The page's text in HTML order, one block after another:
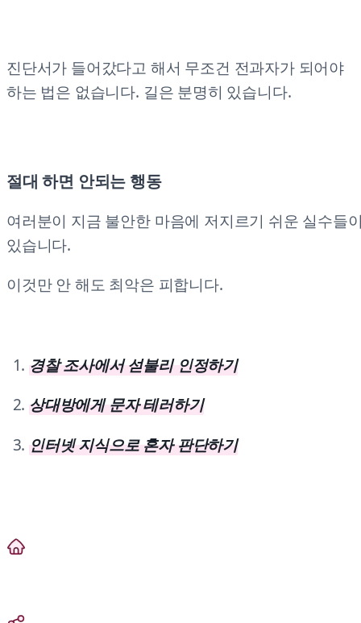
진단서가 들어갔다고 해서 무조건 전과자가 되어야
하는 법은 없습니다. 길은 분명히 있습니다.
절대 하면 안되는 행동
여러분이 지금 불안한 마음에 저지르기 쉬운 실수들
있습니다.
이것만 안 해도 최악은 피합니다.
경찰 조사에서 섣불리 인정하기
상대방에게 문자 테러하기
인터넷 지식으로 혼자 판단하기